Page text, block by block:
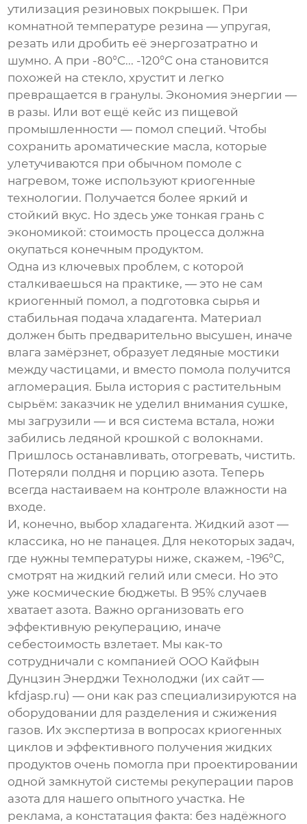
утилизация резиновых покрышек. При
комнатной температуре резина — упругая,
резать или дробить её энергозатратно и
шумно. А при -80°C... -120°C она становится
похожей на стекло, хрустит и легко
превращается в гранулы. Экономия энергии —
в разы. Или вот ещё кейс из пищевой
промышленности — помол специй. Чтобы
сохранить ароматические масла, которые
улетучиваются при обычном помоле с
нагревом, тоже используют криогенные
технологии. Получается более яркий и
стойкий вкус. Но здесь уже тонкая грань с
экономикой: стоимость процесса должна
окупаться конечным продуктом.
Одна из ключевых проблем, с которой
сталкиваешься на практике, — это не сам
криогенный помол, а подготовка сырья и
стабильная подача хладагента. Материал
должен быть предварительно высушен, иначе
влага замёрзнет, образует ледяные мостики
между частицами, и вместо помола получится
агломерация. Была история с растительным
сырьём: заказчик не уделил внимания сушке,
мы загрузили — и вся система встала, ножи
забились ледяной крошкой с волокнами.
Пришлось останавливать, отогревать, чистить.
Потеряли полдня и порцию азота. Теперь
всегда настаиваем на контроле влажности на
входе.
И, конечно, выбор хладагента. Жидкий азот —
классика, но не панацея. Для некоторых задач,
где нужны температуры ниже, скажем, -196°C,
смотрят на жидкий гелий или смеси. Но это
уже космические бюджеты. В 95% случаев
хватает азота. Важно организовать его
эффективную рекуперацию, иначе
себестоимость взлетает. Мы как-то
сотрудничали с компанией ООО Кайфын
Дунцзин Энерджи Технолоджи (их сайт —
kfdjasp.ru) — они как раз специализируются на
оборудовании для разделения и сжижения
газов. Их экспертиза в вопросах криогенных
циклов и эффективного получения жидких
продуктов очень помогла при проектировании
одной замкнутой системы рекуперации паров
азота для нашего опытного участка. Не
реклама, а констатация факта: без надёжного